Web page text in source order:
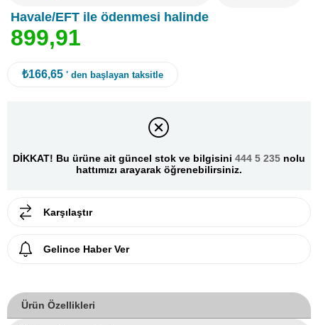
Havale/EFT ile ödenmesi halinde
899,91
₺166,65 ' den başlayan taksitle
DİKKAT! Bu ürüne ait güncel stok ve bilgisini 444 5 235 nolu
hattımızı arayarak öğrenebilirsiniz.
Karşılaştır
Gelince Haber Ver
Ürün Özellikleri